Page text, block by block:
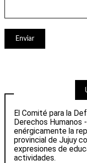
El Comité para la
Derechos Humanos
enérgicamente la
provincial de Jujuy
expresiones de
actividades.